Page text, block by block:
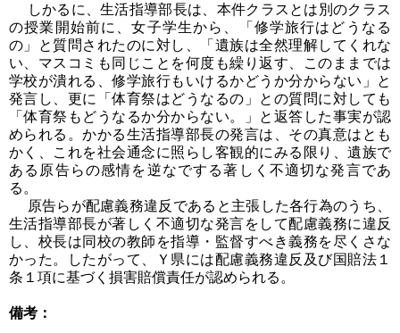
しかるに、生活指導部長は、本件クラスとは別のクラス
の授業開始前に、女子学生から、「修学旅行はどうなる
の」と質問されたのに対し、「遺族は全然理解してくれな
い、マスコミも同じことを何度も繰り返す、このままでは
学校が潰れる、修学旅行もいけるかどうか分からない」と
発言し、更に「体育祭はどうなるの」との質問に対しても
「体育祭もどうなるか分からない。」と返答した事実が認
められる。かかる生活指導部長の発言は、その真意はとも
かく、これを社会通念に照らし客観的にみる限り、遺族で
ある原告らの感情を逆なでする著しく不適切な発言であ
る。
原告らが配慮義務違反であると主張した各行為のうち、
生活指導部長が著しく不適切な発言をして配慮義務に違反
し、校長は同校の教師を指導・監督すべき義務を尽くさな
かった。したがって、Ｙ県には配慮義務違反及び国賠法１
条１項に基づく損害賠償責任が認められる。
備考：